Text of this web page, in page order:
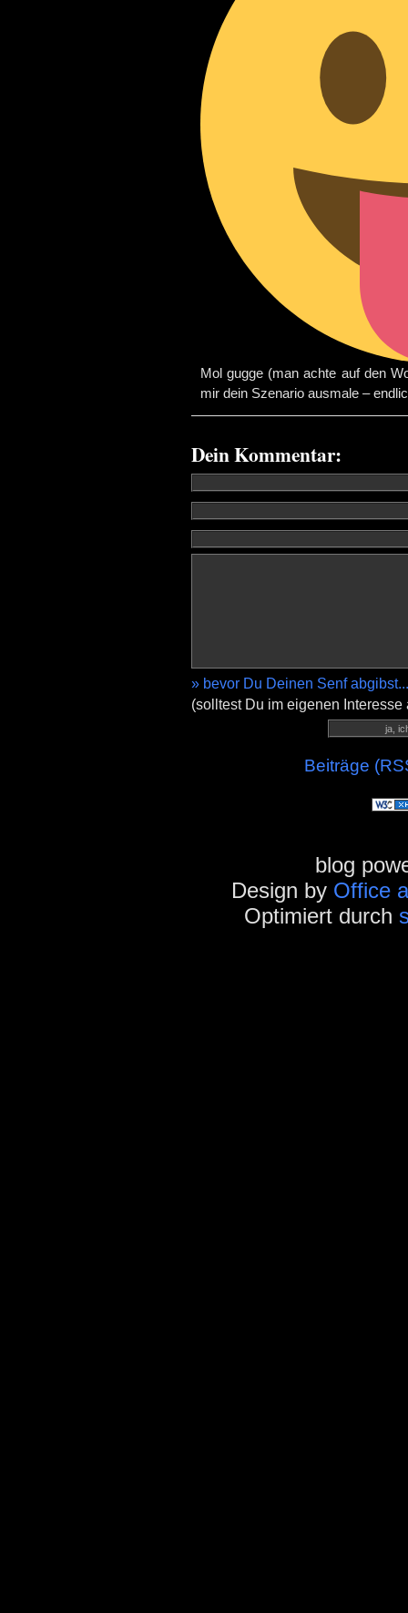
Mol gugge (man achte auf den
mir dein Szenario ausmale –
Dein Kommentar:
» bevor Du Deinen Senf abgibst...
(solltest Du im eigenen
Beiträge
blog
Design by Office
Optimiert durch